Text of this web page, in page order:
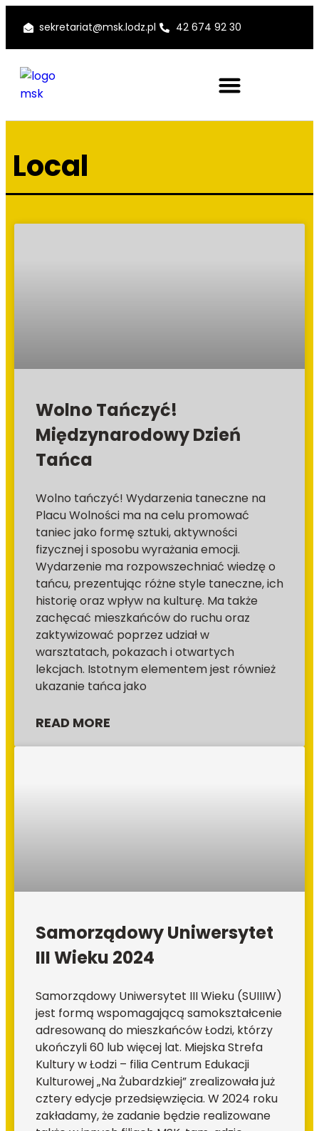
sekretariat@msk.lodz.pl 42 674 92 30
Local
Wolno Tańczyć!
Międzynarodowy Dzień
Tańca
Wolno tańczyć! Wydarzenia taneczne na
Placu Wolności ma na celu promować
taniec jako formę sztuki, aktywności
fizycznej i sposobu wyrażania emocji.
Wydarzenie ma rozpowszechniać wiedzę o
tańcu, prezentując różne style taneczne, ich
historię oraz wpływ na kulturę. Ma także
zachęcać mieszkańców do ruchu oraz
zaktywizować poprzez udział w
warsztatach, pokazach i otwartych
lekcjach. Istotnym elementem jest również
ukazanie tańca jako
READ MORE
Samorządowy Uniwersytet
III Wieku 2024
Samorządowy Uniwersytet III Wieku (SUIIIW)
jest formą wspomagającą samokształcenie
adresowaną do mieszkańców Łodzi, którzy
ukończyli 60 lub więcej lat. Miejska Strefa
Kultury w Łodzi – filia Centrum Edukacji
Kulturowej „Na Żubardzkiej” zrealizowała już
cztery edycje przedsięwzięcia. W 2024 roku
zakładamy, że zadanie będzie realizowane